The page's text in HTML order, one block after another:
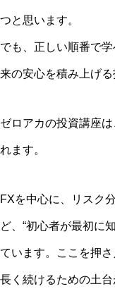
つと思います。
でも、正しい順番で学
来の安心を積み上げる
ゼロアカの投資講座
れます。
FXを中心に、リスク
ど、“初心者が最初に
ています。ここを押
長く続けるための土台